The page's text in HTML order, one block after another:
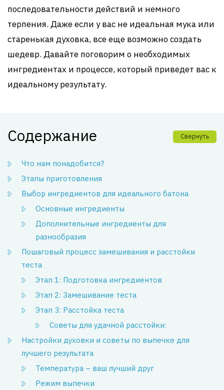
последовательности действий и немного
терпения. Даже если у вас не идеальная мука или
старенькая духовка, все еще возможно создать
шедевр. Давайте поговорим о необходимых
ингредиентах и процессе, который приведет вас к
идеальному результату.
Содержание Свернуть
Что нам понадобится?
Этапы приготовления
Выбор ингредиентов для идеального батона
Основные ингредиенты
Дополнительные ингредиенты для
разнообразия
Пошаговый процесс замешивания и расстойки
теста
Этап 1: Подготовка ингредиентов
Этап 2: Замешивание теста
Этап 3: Расстойка теста
Советы для удачной расстойки:
Настройки духовки и советы по выпечке для
лучшего результата
Температура – ваш лучший друг
Режим выпечки